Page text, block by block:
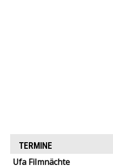
TERMINE
Ufa Filmnächte